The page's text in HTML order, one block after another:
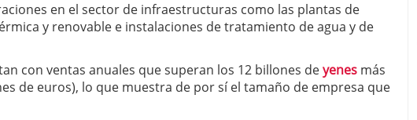
en el sector de infraestructuras como las plantas de
y renovable e instalaciones de tratamiento de agua y de
con ventas anuales que superan los 12 billones deyenes más
de euros), lo que muestra de por sí el tamaño de empresa que